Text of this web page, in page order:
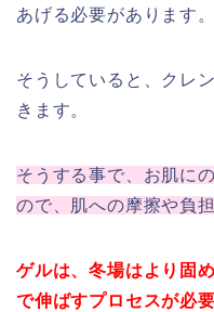
あげる必要があります。
そうしていると、クレ
きます。
そうする事で、お肌に
ので、肌への摩擦や負
ゲルは、冬場はより固
で伸ばすプロセスが必